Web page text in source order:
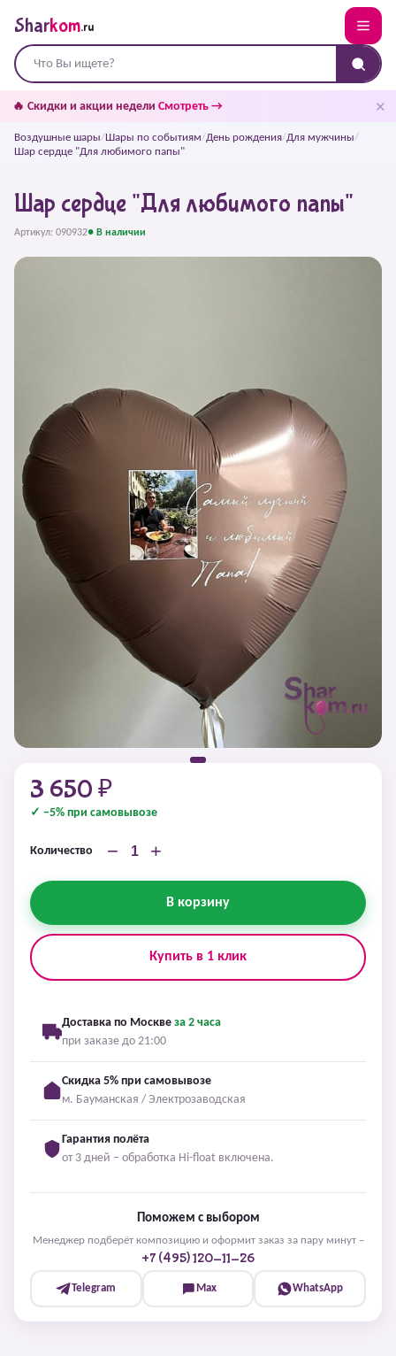
Sharkom.ru
🔥 Скидки и акции недели Смотреть → ✕
Воздушные шары/Шары по событиям/День рождения/Для мужчины/
Шар сердце "Для любимого папы"
Шар сердце "Для любимого папы"
Артикул: 090932● В наличии
3 650 ₽
✓ −5% при самовывозе
Количество − +
В корзину
Купить в 1 клик
Доставка по Москве за 2 часа
при заказе до 21:00
Скидка 5% при самовывозе
м. Бауманская / Электрозаводская
Гарантия полёта
от 3 дней – обработка Hi-float включена.
Поможем с выбором
Менеджер подберёт композицию и оформит заказ за пару минут –
+7 (495) 120-11-26
Telegram Max WhatsApp